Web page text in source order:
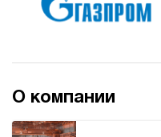
О компании